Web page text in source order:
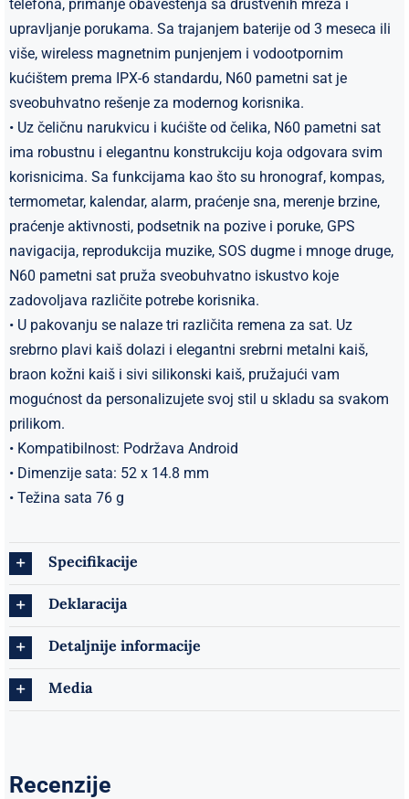
telefona, primanje obaveštenja sa društvenih mreža i
upravljanje porukama. Sa trajanjem baterije od 3 meseca ili
više, wireless magnetnim punjenjem i vodootpornim
kućištem prema IPX-6 standardu, N60 pametni sat je
sveobuhvatno rešenje za modernog korisnika.
• Uz čeličnu narukvicu i kućište od čelika, N60 pametni sat
ima robustnu i elegantnu konstrukciju koja odgovara svim
korisnicima. Sa funkcijama kao što su hronograf, kompas,
termometar, kalendar, alarm, praćenje sna, merenje brzine,
praćenje aktivnosti, podsetnik na pozive i poruke, GPS
navigacija, reprodukcija muzike, SOS dugme i mnoge druge,
N60 pametni sat pruža sveobuhvatno iskustvo koje
zadovoljava različite potrebe korisnika.
• U pakovanju se nalaze tri različita remena za sat. Uz
srebrno plavi kaiš dolazi i elegantni srebrni metalni kaiš,
braon kožni kaiš i sivi silikonski kaiš, pružajući vam
mogućnost da personalizujete svoj stil u skladu sa svakom
prilikom.
• Kompatibilnost: Podržava Android
• Dimenzije sata: 52 x 14.8 mm
• Težina sata 76 g
Specifikacije
Deklaracija
Detaljnije informacije
Media
Recenzije